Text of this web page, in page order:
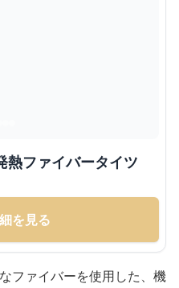
熱ファイバータイツ
を見る
ファイバーを使用した、機